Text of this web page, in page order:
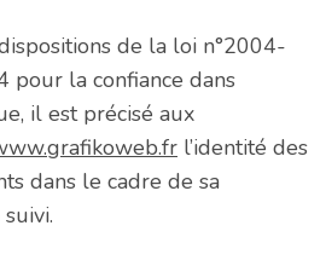
de la loi n°2004-
la confiance dans
il est précisé aux
l’identité des
dans le cadre de sa